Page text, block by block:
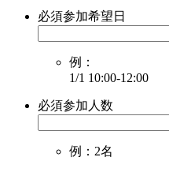
必須参加希望日
例：
1/1 10:00-12:00
必須参加人数
例：2名